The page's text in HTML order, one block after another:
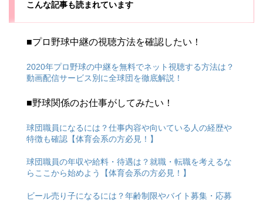
こんな記事も読まれています
■プロ野球中継の視聴方法を確認したい！
2020年プロ野球の中継を無料でネット視聴する方法は？
動画配信サービス別に全球団を徹底解説！
■野球関係のお仕事がしてみたい！
球団職員になるには？仕事内容や向いている人の経歴や
特徴も確認【体育会系の方必見！】
球団職員の年収や給料・待遇は？就職・転職を考えるな
らここから始めよう【体育会系の方必見！】
ビール売り子になるには？年齢制限やバイト募集・応募